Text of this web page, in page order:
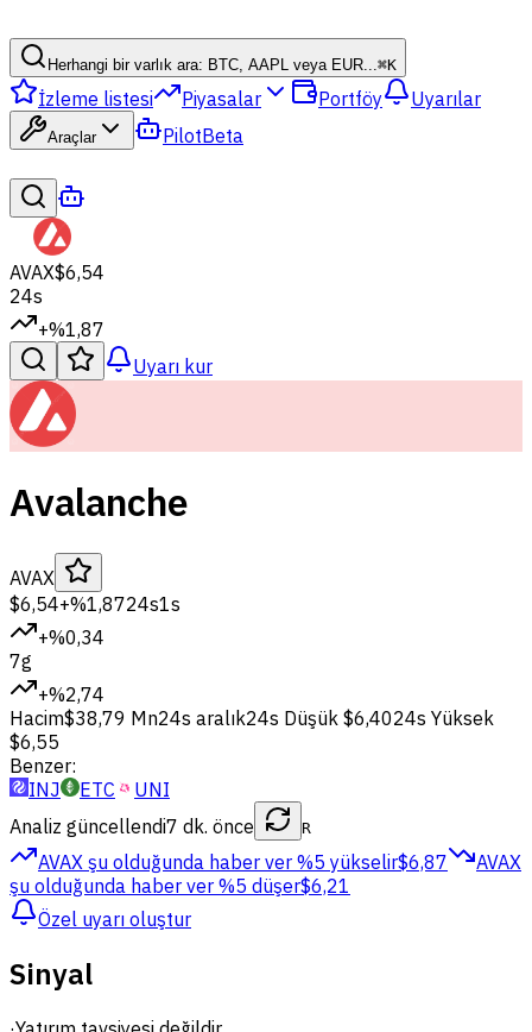
Herhangi bir varlık ara: BTC, AAPL veya EUR...⌘K
İzleme listesi Piyasalar Portföy Uyarılar
Araçlar PilotBeta
AVAX$6,54
24s
+%1,87
Uyarı kur
Avalanche
AVAX
$6,54+%1,8724s1s
+%0,34
7g
+%2,74
Hacim$38,79 Mn24s aralık24s Düşük $6,4024s Yüksek
$6,55
Benzer:
INJ
ETC
UNI
Analiz güncellendi7 dk. önce R
AVAX şu olduğunda haber ver %5 yükselir$6,87
AVAX
şu olduğunda haber ver %5 düşer$6,21
Özel uyarı oluştur
Sinyal